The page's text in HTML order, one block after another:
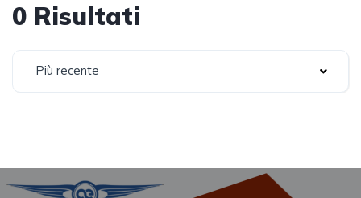
0 Risultati
Più recente